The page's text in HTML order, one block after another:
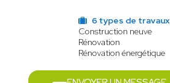
6 types de travaux
Construction neuve
Rénovation
Rénovation énergétique